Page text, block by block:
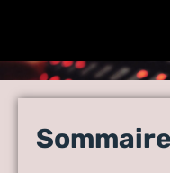
Sommaire